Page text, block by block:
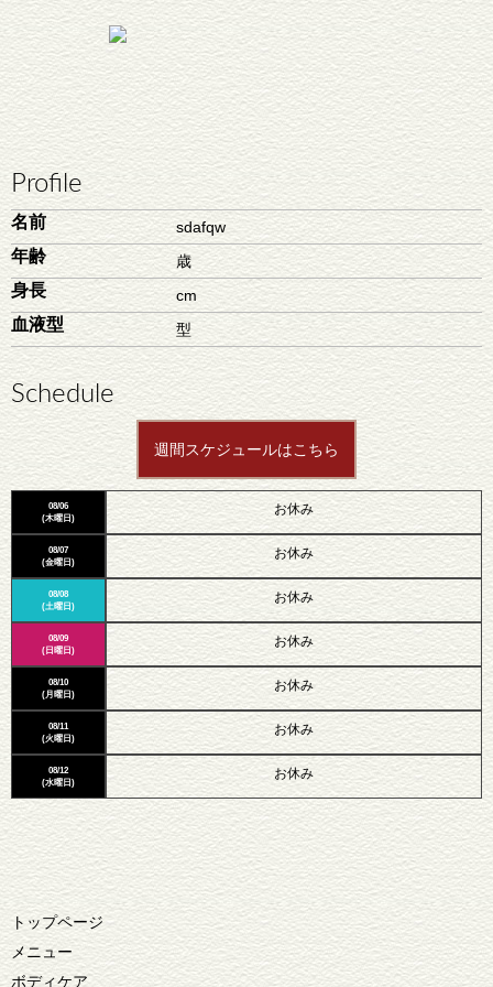
Profile
名前 sdafqw
年齢 歳
身長 cm
血液型 型
Schedule
週間スケジュールはこちら
08/06
(木曜日)
08/07
(金曜日)
08/08
(土曜日)
08/09
(日曜日)
08/10
(月曜日)
08/11
(火曜日)
08/12
(水曜日)
お休み
お休み
お休み
お休み
お休み
お休み
お休み
トップページ
メニュー
ボディケア